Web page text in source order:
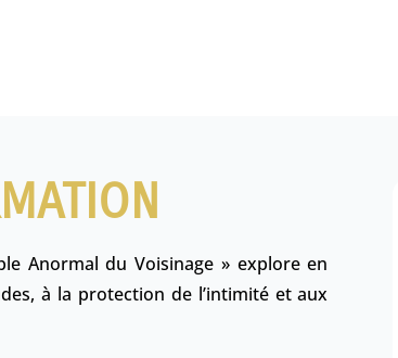
Anormal du Voisinage » explore en
à la protection de l’intimité et aux